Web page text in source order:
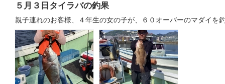
５月３日タイラバの釣果
親子連れのお客様、４年生の女の子が、６０オーバーのマダイを